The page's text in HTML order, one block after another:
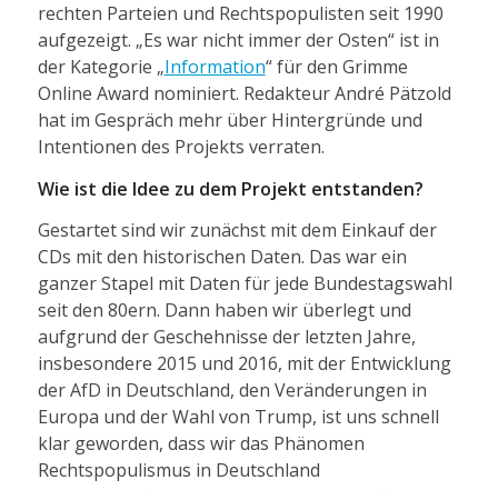
rechten Parteien und Rechtspopulisten seit 1990
aufgezeigt. „Es war nicht immer der Osten“ ist in
der Kategorie „Information“ für den Grimme
Online Award nominiert. Redakteur André Pätzold
hat im Gespräch mehr über Hintergründe und
Intentionen des Projekts verraten.
Wie ist die Idee zu dem Projekt entstanden?
Gestartet sind wir zunächst mit dem Einkauf der
CDs mit den historischen Daten. Das war ein
ganzer Stapel mit Daten für jede Bundestagswahl
seit den 80ern. Dann haben wir überlegt und
aufgrund der Geschehnisse der letzten Jahre,
insbesondere 2015 und 2016, mit der Entwicklung
der AfD in Deutschland, den Veränderungen in
Europa und der Wahl von Trump, ist uns schnell
klar geworden, dass wir das Phänomen
Rechtspopulismus in Deutschland